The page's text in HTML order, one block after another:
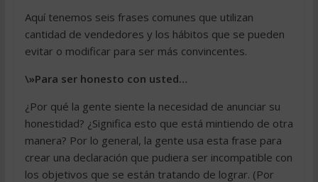
Aquí tenemos seis frases comunes que utilizan
cantidad de vendedores y los hábitos que se pueden
evitar o modificar para ser más convincentes.
\»Para ser honesto con usted…
¿Por qué la gente siente la necesidad de anunciar su
honestidad? ¿Significa esto que está mintiendo de otra
manera? Por lo general, la gente usa esta frase para
crear una declaración que pudiera ser incompatible con
los objetivos que se están tratando de lograr. (Por